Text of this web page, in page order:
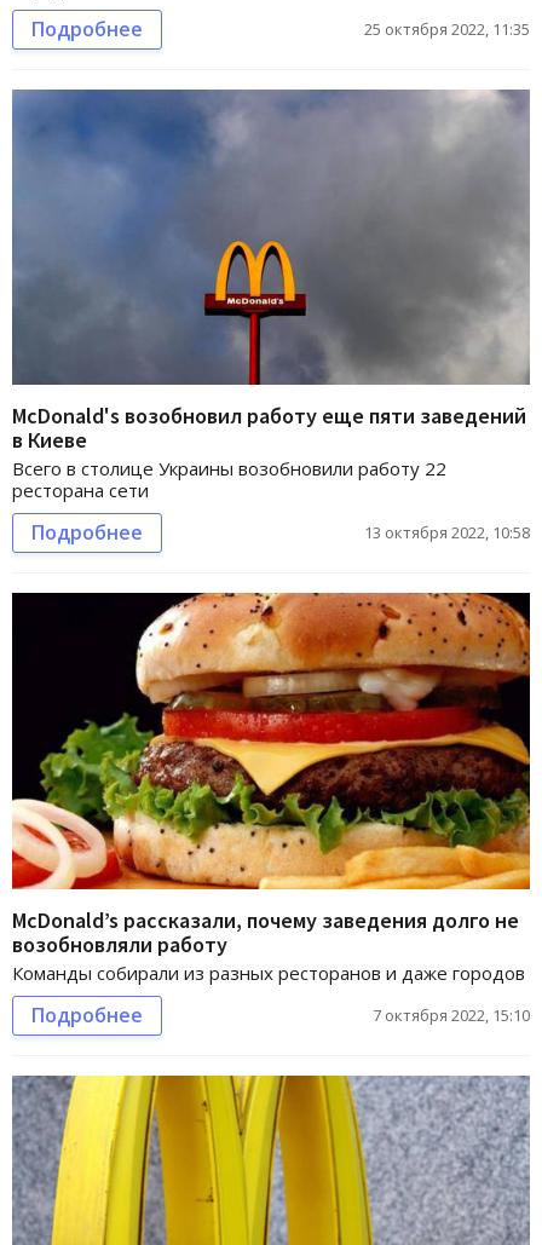
Подробнее 25 октября 2022, 11:35
McDonald's возобновил работу еще пяти заведений
в Киеве
Всего в столице Украины возобновили работу 22
ресторана сети
Подробнее 13 октября 2022, 10:58
McDonald’s рассказали, почему заведения долго не
возобновляли работу
Команды собирали из разных ресторанов и даже городов
Подробнее 7 октября 2022, 15:10